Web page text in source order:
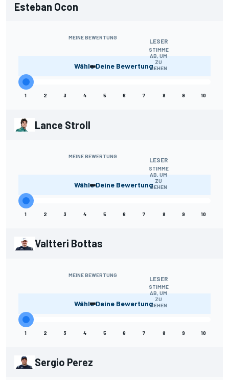
Esteban Ocon
MEINE BEWERTUNG
-
LESER
STIMME
AB, UM
ZU
SEHEN
Wähle Deine Bewertung.
1 2 3 4 5 6 7 8 9 10
Lance Stroll
MEINE BEWERTUNG
-
LESER
STIMME
AB, UM
ZU
SEHEN
Wähle Deine Bewertung.
1 2 3 4 5 6 7 8 9 10
Valtteri Bottas
MEINE BEWERTUNG
-
LESER
STIMME
AB, UM
ZU
SEHEN
Wähle Deine Bewertung.
1 2 3 4 5 6 7 8 9 10
Sergio Perez